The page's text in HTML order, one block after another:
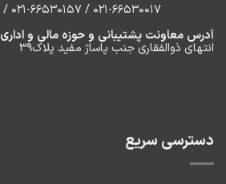
۰۲۱-66530017 / 021-66530157 / 021-66530172
آدرس معاونت پشتیبانی و حوزه مالی و اداری
انتهای ذوالفقاری جنب پاساژ مفید پلاک۳۹
دسترسی سریع